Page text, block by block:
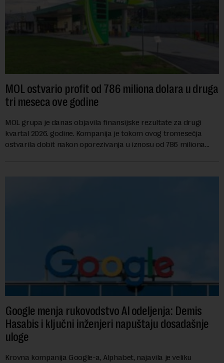
MOL ostvario profit od 786 miliona dolara u druga
tri meseca ove godine
MOL grupa je danas objavila finansijske rezultate za drugi
kvartal 2026. godine. Kompanija je tokom ovog tromesečja
ostvarila dobit nakon oporezivanja u iznosu od 786 miliona
Google menja rukovodstvo AI odeljenja: Demis
Hasabis i ključni inženjeri napuštaju dosadašnje
uloge
Krovna kompanija Google-a, Alphabet, najavila je veliku